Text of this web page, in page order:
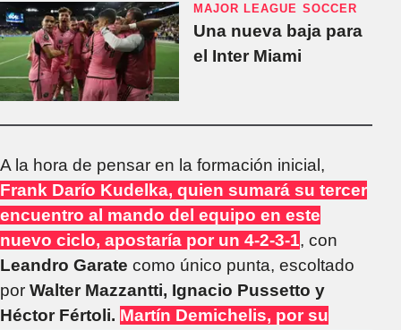
MAJOR LEAGUE SOCCER
Una nueva baja para
el Inter Miami
A la hora de pensar en la formación inicial,
Frank Darío Kudelka, quien sumará su tercer
encuentro al mando del equipo en este
nuevo ciclo, apostaría por un 4-2-3-1, con
Leandro Garate como único punta, escoltado
por Walter Mazzantti, Ignacio Pussetto y
Héctor Fértoli. Martín Demichelis, por su